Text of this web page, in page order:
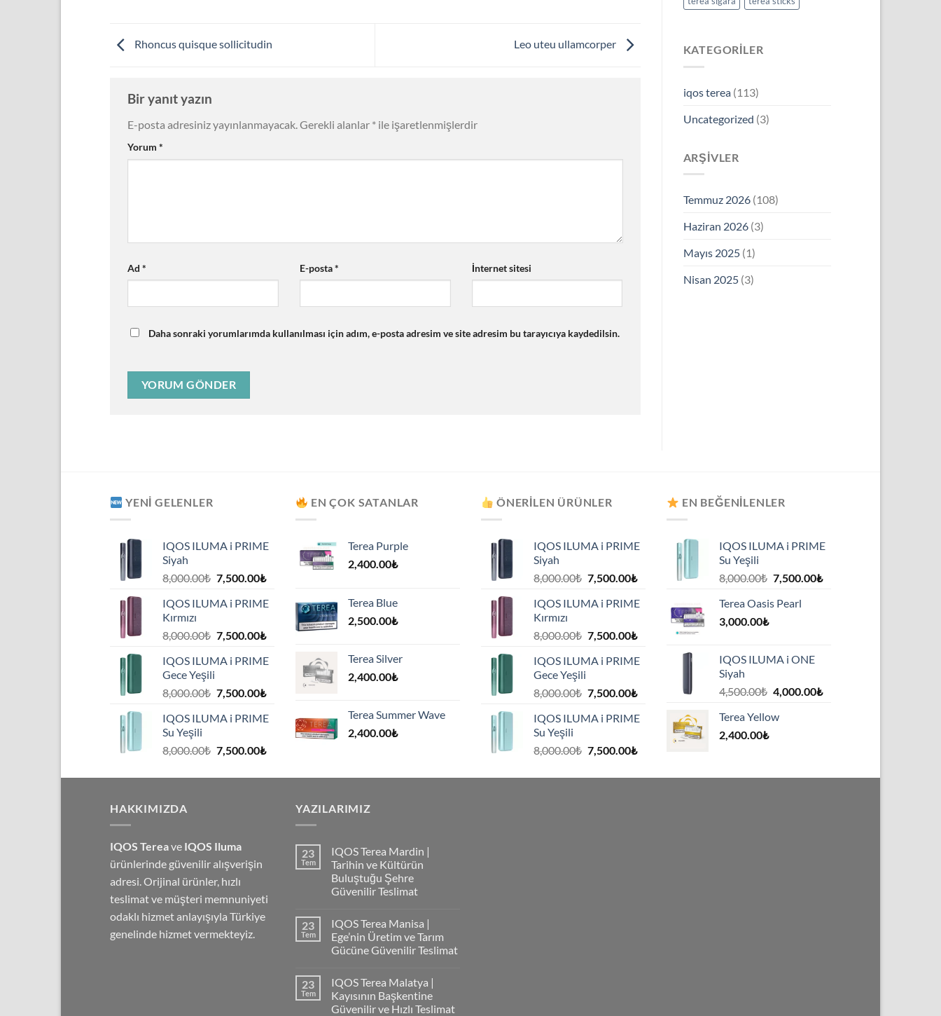
Rhoncus quisque sollicitudin Leo uteu ullamcorper
Bir yanıt yazın
E-posta adresiniz yayınlanmayacak.Gerekli alanlar * ile işaretlenmişlerdir
Yorum *
Ad * E-posta* İnternet sitesi
Daha sonraki yorumlarımda kullanılması için adım, e-posta adresim ve site adresim bu tarayıcıya kaydedilsin.
KATEGORILER
iqos terea(113)
Uncategorized (3)
ARŞIVLER
Temmuz 2026(108)
Haziran 2026(3)
Mayıs 2025(1)
Nisan 2025(3)
YENI GELENLER
IQOS ILUMA i PRIME
Siyah
8,000.00₺ 7,500.00₺
IQOS ILUMA i PRIME
Kırmızı
8,000.00₺ 7,500.00₺
IQOS ILUMA i PRIME
Gece Yeşili
8,000.00₺ 7,500.00₺
IQOS ILUMA i PRIME
Su Yeşili
8,000.00₺ 7,500.00₺
EN ÇOK SATANLAR
Terea Purple
2,400.00₺
Terea Blue
2,500.00₺
Terea Silver
2,400.00₺
Terea Summer Wave
2,400.00₺
ÖNERILEN ÜRÜNLER
IQOS ILUMA i PRIME
Siyah
8,000.00₺ 7,500.00₺
IQOS ILUMA i PRIME
Kırmızı
8,000.00₺ 7,500.00₺
IQOS ILUMA i PRIME
Gece Yeşili
8,000.00₺ 7,500.00₺
IQOS ILUMA i PRIME
Su Yeşili
8,000.00₺ 7,500.00₺
EN BEĞENILENLER
IQOS ILUMA i PRIME
Su Yeşili
8,000.00₺ 7,500.00₺
Terea Oasis Pearl
3,000.00₺
IQOS ILUMA i ONE
Siyah
4,500.00₺ 4,000.00₺
Terea Yellow
2,400.00₺
HAKKIMIZDA
IQOS Tereave IQOS Iluma
ürünlerinde güvenilir alışverişin
adresi. Orijinal ürünler, hızlı
teslimat ve müşteri memnuniyeti
odaklı hizmet anlayışıyla Türkiye
genelinde hizmet vermekteyiz.
YAZILARIMIZ
23
Tem
IQOS Terea Mardin |
Tarihin ve Kültürün
Buluştuğu Şehre
Güvenilir Teslimat
23
Tem
IQOS Terea Manisa |
Ege’nin Üretim ve Tarım
Gücüne Güvenilir Teslimat
23
Tem
IQOS Terea Malatya |
Kayısının Başkentine
Güvenilir ve Hızlı Teslimat